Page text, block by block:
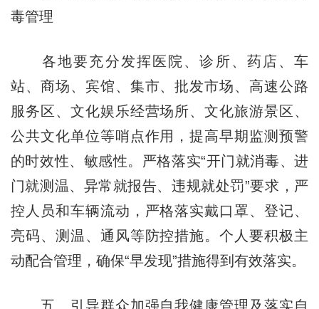
毒管理
各地要充分发挥医院、诊所、药店、车
站、商场、宾馆、集市、批发市场、高速公路
服务区、文化娱乐经营场所、文化旅游景区、
公共文化单位等哨点作用，提高早期监测预警
的时效性、敏感性。严格落实“开门就消毒、进
门就测温、异常就报告、违规就处罚”要求，严
控人员和车辆流动，严格落实戴口罩、登记、
亮码、测温、通风等防控措施。个人要积极主
动配合管理，确保“早发现”措施得到有效落实。
五、引导群众加强自我健康管理及落实自